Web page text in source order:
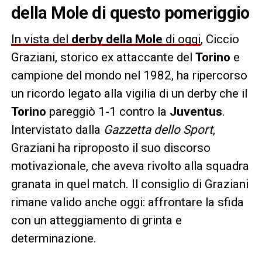
della Mole di questo pomeriggio
In vista del derby della Mole di oggi, Ciccio
Graziani, storico ex attaccante del Torino e
campione del mondo nel 1982, ha ripercorso
un ricordo legato alla vigilia di un derby che il
Torino pareggiò 1-1 contro la Juventus.
Intervistato dalla Gazzetta dello Sport,
Graziani ha riproposto il suo discorso
motivazionale, che aveva rivolto alla squadra
granata in quel match. Il consiglio di Graziani
rimane valido anche oggi: affrontare la sfida
con un atteggiamento di grinta e
determinazione.